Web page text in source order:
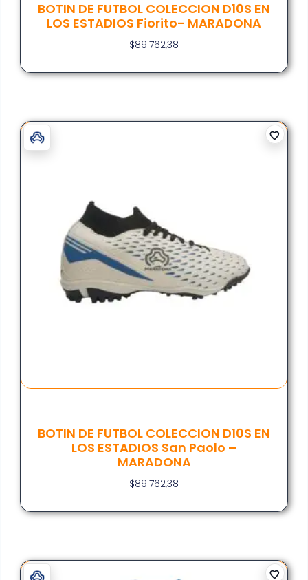
BOTIN DE FUTBOL COLECCION D10S EN
LOS ESTADIOS Fiorito- MARADONA
$89.762,38
BOTIN DE FUTBOL COLECCION D10S EN
LOS ESTADIOS San Paolo –
MARADONA
$89.762,38